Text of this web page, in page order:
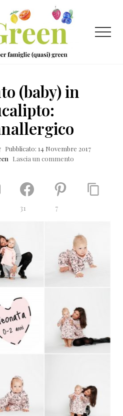
Menu
(baby) in
Pubblicato: 14 Novembre 2017
Lascia un commento
31 7